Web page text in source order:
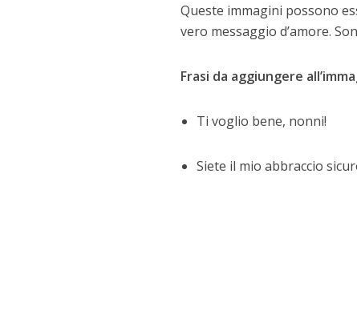
Queste immagini possono
vero messaggio d’amore.
Frasi da aggiungere
Ti voglio bene, nonni!
Siete il mio abbraccio